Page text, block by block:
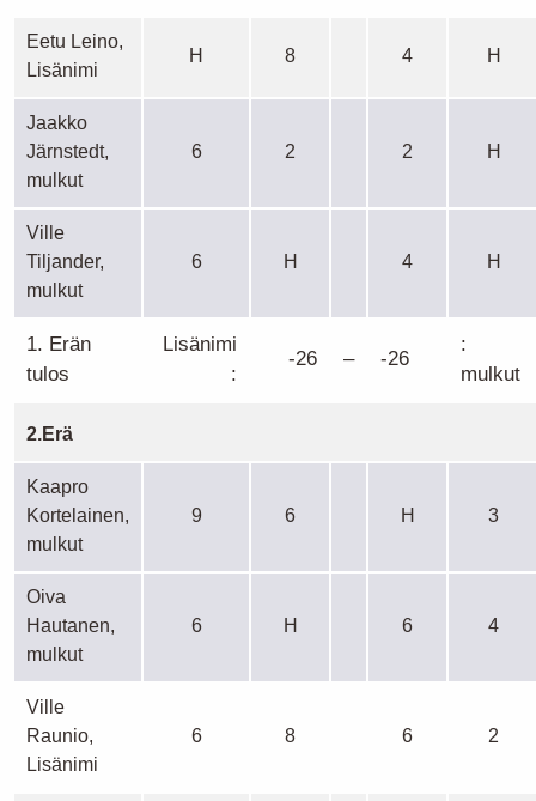
Eetu Leino,
Lisänimi
H 8 4 H
Jaakko
Järnstedt,
mulkut
6 2 2 H
Ville
Tiljander,
mulkut
6 H 4 H
1. Erän
tulos
Lisänimi
:
-26 – -26
:
mulkut
2.Erä
Kaapro
Kortelainen,
mulkut
9 6 H 3
Oiva
Hautanen,
mulkut
6 H 6 4
Ville
Raunio,
Lisänimi
6 8 6 2